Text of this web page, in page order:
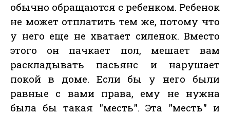
обычно обращаются с ребенком. Ребенок
не может отплатить тем же, потому что
у него еще не хватает силенок. Вместо
этого он пачкает пол, мешает вам
раскладывать пасьянс и нарушает
покой в доме. Если бы у него были
равные с вами права, ему не нужна
была бы такая "месть". Эта "месть" и